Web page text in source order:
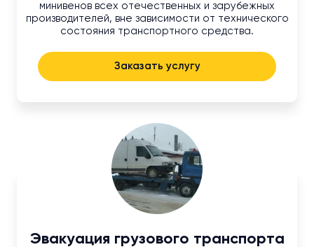
минивенов всех отечественных и зарубежных
производителей, вне зависимости от технического
состояния транспортного средства.
Заказать услугу
Эвакуация грузового транспорта